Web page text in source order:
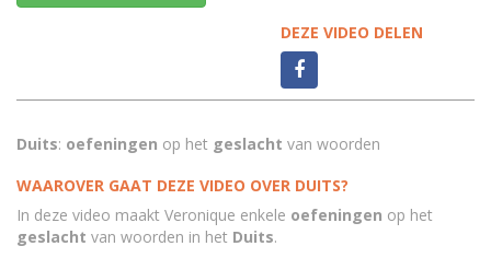
DEZE VIDEO DELEN
Duits: oefeningen op het geslacht van woorden
WAAROVER GAAT DEZE VIDEO OVER DUITS?
In deze video maakt Veronique enkele oefeningen op het
geslacht van woorden in het Duits.